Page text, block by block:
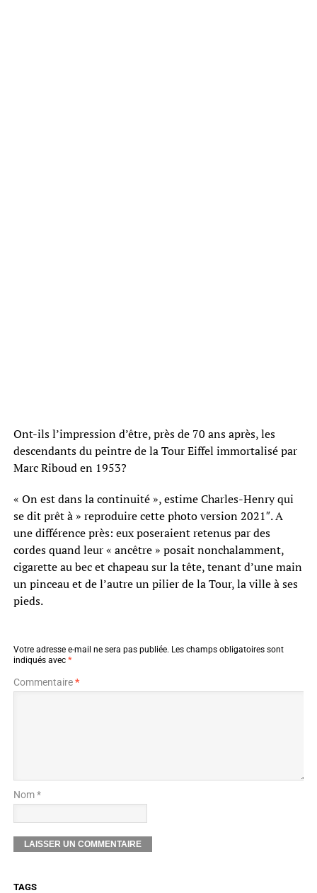
Ont-ils l’impression d’être, près de 70 ans après, les
descendants du peintre de la Tour Eiffel immortalisé par
Marc Riboud en 1953?
« On est dans la continuité », estime Charles-Henry qui
se dit prêt à » reproduire cette photo version 2021″. A
une différence près: eux poseraient retenus par des
cordes quand leur « ancêtre » posait nonchalamment,
cigarette au bec et chapeau sur la tête, tenant d’une main
un pinceau et de l’autre un pilier de la Tour, la ville à ses
pieds.
Votre adresse e-mail ne sera pas publiée. Les champs obligatoires sont
indiqués avec *
Commentaire*
Nom *
TAGS